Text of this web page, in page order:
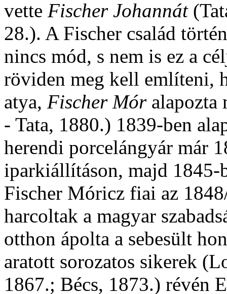
vette Fischer Johannát
28.). A Fischer család
nincs mód, s nem is ez a
röviden meg kell említeni,
atya, Fischer Mór alapozta
- Tata, 1880.) 1839-ben
herendi porcelángyár már
iparkiállításon, majd 1845-
Fischer Móricz fiai az
harcoltak a magyar
otthon ápolta a sebesült
aratott sorozatos sikerek
1867.; Bécs, 1873.) révén